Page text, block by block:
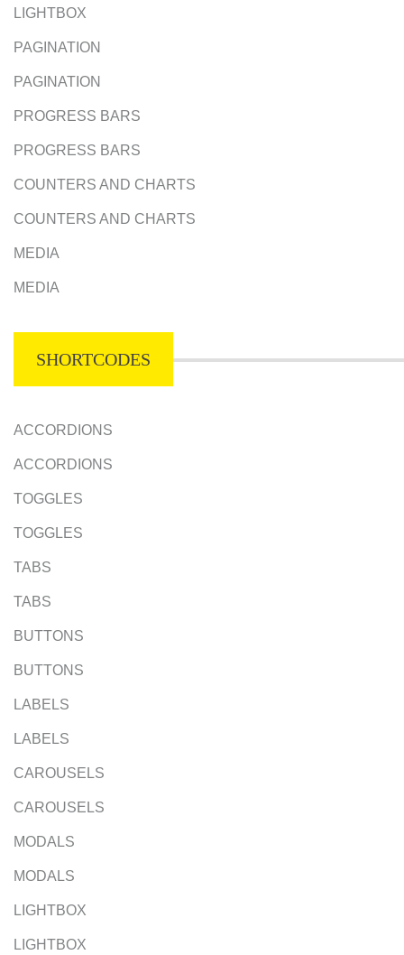
LIGHTBOX
PAGINATION
PAGINATION
PROGRESS BARS
PROGRESS BARS
COUNTERS AND CHARTS
COUNTERS AND CHARTS
MEDIA
MEDIA
SHORTCODES
ACCORDIONS
ACCORDIONS
TOGGLES
TOGGLES
TABS
TABS
BUTTONS
BUTTONS
LABELS
LABELS
CAROUSELS
CAROUSELS
MODALS
MODALS
LIGHTBOX
LIGHTBOX